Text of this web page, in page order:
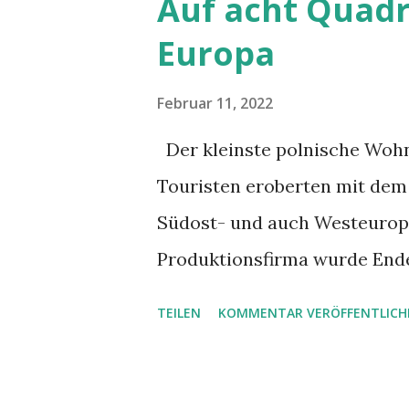
kann ihn nicht beweisen,
man seinen Verstand
schweizerischen
Auf acht
Europa
Februar 11, 2022
Der kleinste polnische
Touristen eroberten mit
Südost- und auch
Produktionsfirma wurde
TEILEN KOMMENTAR